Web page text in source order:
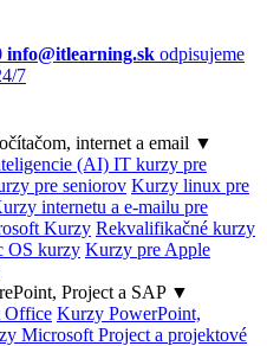
info@itlearning.sk odpisujeme
7
internet a email ▼
(AI) IT kurzy pre
pre seniorov Kurzy linux pre
internetu a e-mailu pre
Kurzy Rekvalifikačné kurzy
OS kurzy Kurzy pre Apple
Project a SAP ▼
Office Kurzy PowerPoint,
Microsoft Project a projektové